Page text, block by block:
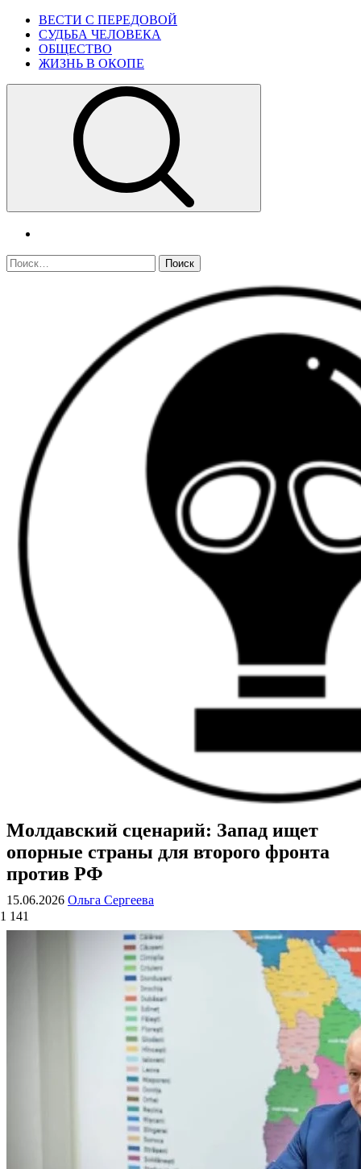
Skip
content
Primary
Menu
ВЕСТИ С ПЕРЕДОВОЙ
СУДЬБА ЧЕЛОВЕКА
ОБЩЕСТВО
ЖИЗНЬ В ОКОПЕ
Найти:
ВОЕННЫЕ СТРАНИЦЫ
СТАТЬИ ВОЕННОЙ ТЕМАТИКИ
Молдавский сценарий: Запад ищет
опорные страны для второго фронта
против РФ
15.06.2026 Ольга Сергеева
1 141